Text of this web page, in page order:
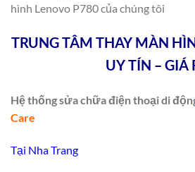
hình Lenovo P780 của chúng tôi
TRUNG TÂM THAY MÀN
UY TÍN – GIÁ
Hệ thống sửa chữa điện thoại di
Care
Tại Nha Trang